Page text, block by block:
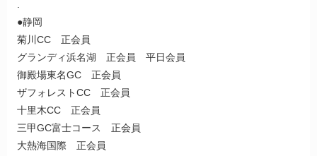
●静岡
菊川CC 正会員
グランディ浜名湖 正会員 平日会員
御殿場東名GC 正会員
ザフォレストCC 正会員
十里木CC 正会員
三甲GC富士コース 正会員
大熱海国際 正会員